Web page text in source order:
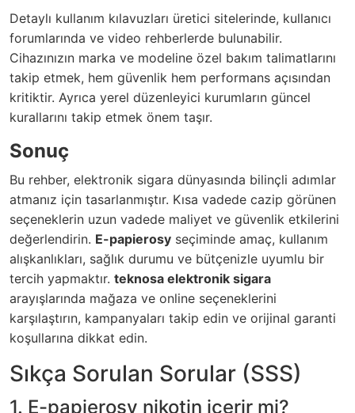
Detaylı kullanım kılavuzları üretici sitelerinde, kullanıcı
forumlarında ve video rehberlerde bulunabilir.
Cihazınızın marka ve modeline özel bakım talimatlarını
takip etmek, hem güvenlik hem performans açısından
kritiktir. Ayrıca yerel düzenleyici kurumların güncel
kurallarını takip etmek önem taşır.
Sonuç
Bu rehber, elektronik sigara dünyasında bilinçli adımlar
atmanız için tasarlanmıştır. Kısa vadede cazip görünen
seçeneklerin uzun vadede maliyet ve güvenlik etkilerini
değerlendirin. E-papierosy seçiminde amaç, kullanım
alışkanlıkları, sağlık durumu ve bütçenizle uyumlu bir
tercih yapmaktır. teknosa elektronik sigara
arayışlarında mağaza ve online seçeneklerini
karşılaştırın, kampanyaları takip edin ve orijinal garanti
koşullarına dikkat edin.
Sıkça Sorulan Sorular (SSS)
1. E-papierosy nikotin içerir mi?